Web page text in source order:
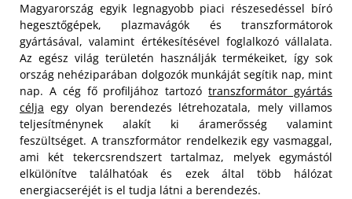
Magyarország egyik legnagyobb piaci részesedéssel bíró
hegesztőgépek, plazmavágók és transzformátorok
gyártásával, valamint értékesítésével foglalkozó vállalata.
Az egész világ területén használják termékeiket, így sok
ország nehéziparában dolgozók munkáját segítik nap, mint
nap. A cég fő profiljához tartozótranszformátor gyártás
célja egy olyan berendezés létrehozatala, mely villamos
teljesítménynek alakít ki áramerősség valamint
feszültséget. A transzformátor rendelkezik egy vasmaggal,
ami két tekercsrendszert tartalmaz, melyek egymástól
elkülönítve találhatóak és ezek által több hálózat
energiacseréjét is el tudja látni a berendezés.